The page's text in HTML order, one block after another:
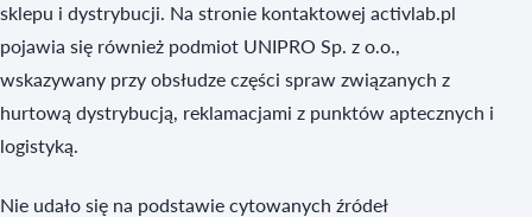
sklepu i dystrybucji. Na stronie kontaktowej activlab.pl
pojawia się również podmiot UNIPRO Sp. z o.o.,
wskazywany przy obsłudze części spraw związanych z
hurtową dystrybucją, reklamacjami z punktów aptecznych i
logistyką.
Nie udało się na podstawie cytowanych źródeł